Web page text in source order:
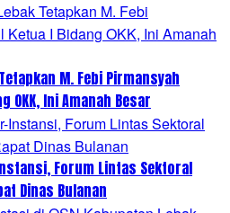
M. Febi Pirmansyah
OKK, Ini Amanah Besar
Forum Lintas Sektoral
Dinas Bulanan